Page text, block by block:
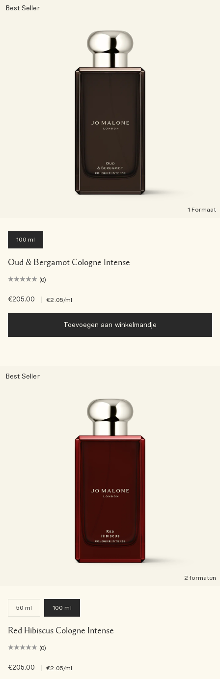
Best Seller
1 Formaat
100 ml
Oud & Bergamot Cologne Intense
(0)
€205.00 €2.05/ml
Toevoegen aan winkelmandje
Best Seller
2 formaten
50 ml 100 ml
Red Hibiscus Cologne Intense
(0)
€205.00 €2.05/ml